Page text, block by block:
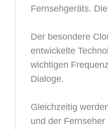
Fernsehgeräts.
Der besondere
entwickelte
wichtigen
Dialoge.
Gleichzeitig
und der